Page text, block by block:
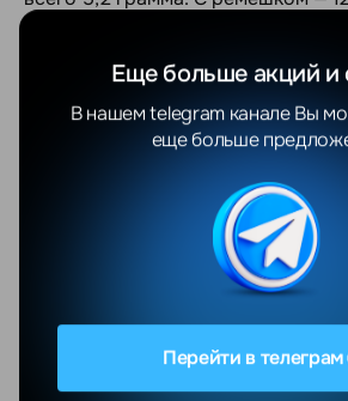
Толщина — 8,3 мм. Вы просто
Без экрана, без кнопок.
Никаких
циферблатов и разряжающих
Только вы и ваше тело.
Работает до 7 дней без
зарядка 5 минут даёт целый день
Полный цикл зарядки — около 90
вынимается из ремешка и
секунды. Доступны три стиля:
Перейти в телеграм
Еще больше акций и
В нашем telegram канале Вы
еще больше